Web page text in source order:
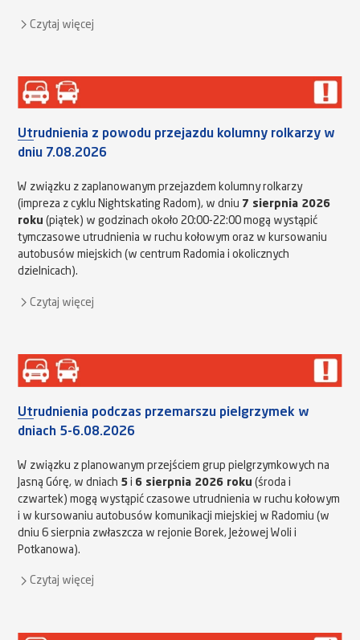
Czytaj więcej
Utrudnienia z powodu przejazdu kolumny rolkarzy w
dniu 7.08.2026
W związku z zaplanowanym przejazdem kolumny rolkarzy
(impreza z cyklu Nightskating Radom), w dniu 7 sierpnia 2026
roku (piątek) w godzinach około 20:00-22:00 mogą wystąpić
tymczasowe utrudnienia w ruchu kołowym oraz w kursowaniu
autobusów miejskich (w centrum Radomia i okolicznych
dzielnicach).
Czytaj więcej
Utrudnienia podczas przemarszu pielgrzymek w
dniach 5-6.08.2026
W związku z planowanym przejściem grup pielgrzymkowych na
Jasną Górę, w dniach 5 i 6 sierpnia 2026 roku (środa i
czwartek) mogą wystąpić czasowe utrudnienia w ruchu kołowym
i w kursowaniu autobusów komunikacji miejskiej w Radomiu (w
dniu 6 sierpnia zwłaszcza w rejonie Borek, Jeżowej Woli i
Potkanowa).
Czytaj więcej